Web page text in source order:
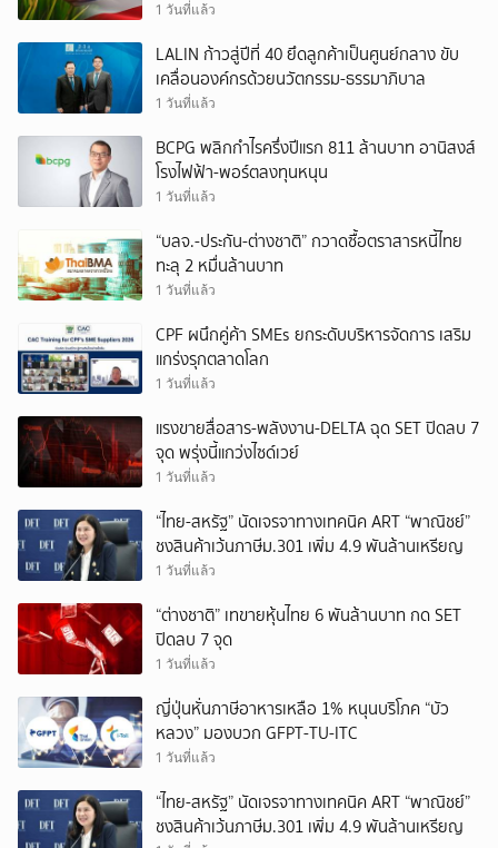
1 วันที่แล้ว
LALIN ก้าวสู่ปีที่ 40 ยึดลูกค้าเป็นศูนย์กลาง ขับ
เคลื่อนองค์กรด้วยนวัตกรรม-ธรรมาภิบาล
1 วันที่แล้ว
BCPG พลิกกำไรครึ่งปีแรก 811 ล้านบาท อานิสงส์
โรงไฟฟ้า-พอร์ตลงทุนหนุน
1 วันที่แล้ว
“บลจ.-ประกัน-ต่างชาติ” กวาดซื้อตราสารหนี้ไทย
ทะลุ 2 หมื่นล้านบาท
1 วันที่แล้ว
CPF ผนึกคู่ค้า SMEs ยกระดับบริหารจัดการ เสริม
แกร่งรุกตลาดโลก
1 วันที่แล้ว
แรงขายสื่อสาร-พลังงาน-DELTA ฉุด SET ปิดลบ 7
จุด พรุ่งนี้แกว่งไซด์เวย์
1 วันที่แล้ว
“ไทย-สหรัฐ” นัดเจรจาทางเทคนิค ART “พาณิชย์”
ชงสินค้าเว้นภาษีม.301 เพิ่ม 4.9 พันล้านเหรียญ
1 วันที่แล้ว
“ต่างชาติ” เทขายหุ้นไทย 6 พันล้านบาท กด SET
ปิดลบ 7 จุด
1 วันที่แล้ว
ญี่ปุ่นหั่นภาษีอาหารเหลือ 1% หนุนบริโภค “บัว
หลวง” มองบวก GFPT-TU-ITC
1 วันที่แล้ว
“ไทย-สหรัฐ” นัดเจรจาทางเทคนิค ART “พาณิชย์”
ชงสินค้าเว้นภาษีม.301 เพิ่ม 4.9 พันล้านเหรียญ